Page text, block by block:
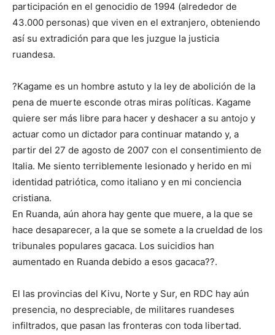
participación en el genocidio de 1994 (alrededor de
43.000 personas) que viven en el extranjero, obteniendo
así su extradición para que les juzgue la justicia
ruandesa.
?Kagame es un hombre astuto y la ley de abolición de la
pena de muerte esconde otras miras políticas. Kagame
quiere ser más libre para hacer y deshacer a su antojo y
actuar como un dictador para continuar matando y, a
partir del 27 de agosto de 2007 con el consentimiento de
Italia. Me siento terriblemente lesionado y herido en mi
identidad patriótica, como italiano y en mi conciencia
cristiana.
En Ruanda, aún ahora hay gente que muere, a la que se
hace desaparecer, a la que se somete a la crueldad de los
tribunales populares gacaca. Los suicidios han
aumentado en Ruanda debido a esos gacaca??.
El las provincias del Kivu, Norte y Sur, en RDC hay aún
presencia, no despreciable, de militares ruandeses
infiltrados, que pasan las fronteras con toda libertad.